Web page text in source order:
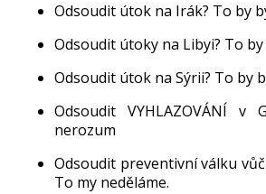
Odsoudit útok na Irák? To by
Odsoudit útoky na Libyi? To
Odsoudit útok na Sýrii? To by
Odsoudit VYHLAZOVÁNÍ v
nerozum
Odsoudit preventivní válku
To my neděláme.